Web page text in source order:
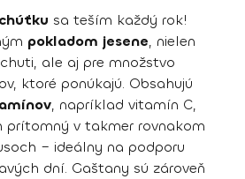
sa teším každý rok!
pokladom jesene, nielen
ale aj pre množstvo
ktoré ponúkajú. Obsahujú
, napríklad vitamín C,
prítomný v takmer rovnakom
– ideálny na podporu
dní. Gaštany sú zároveň